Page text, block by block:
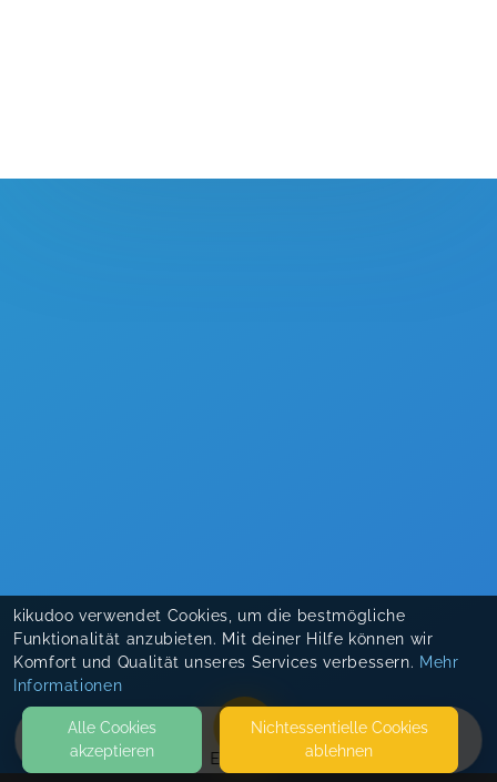
EVENTS
kikudoo verwendet Cookies, um die bestmögliche
Funktionalität anzubieten. Mit deiner Hilfe können wir
Komfort und Qualität unseres Services verbessern. Mehr
Informationen
Alle Cookies
akzeptieren
Nicht­essentielle Cookies
ablehnen